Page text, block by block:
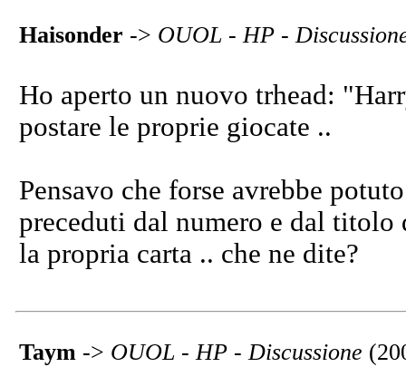
Haisonder -> OUOL - HP -
Ho aperto un nuovo trhead:
postare le proprie giocate ..
Pensavo che forse avrebbe
preceduti dal numero e dal
la propria carta .. che ne dite?
Taym -> OUOL - HP - Discussione